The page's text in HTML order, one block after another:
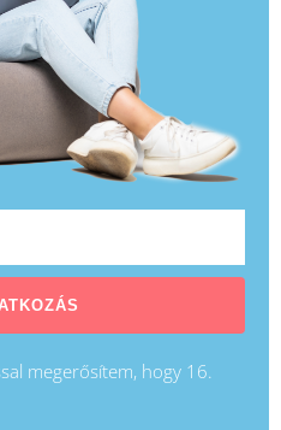
megerősítem, hogy 16.